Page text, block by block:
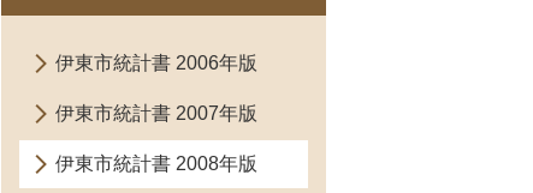
伊東市統計書 2006年版
伊東市統計書 2007年版
伊東市統計書 2008年版